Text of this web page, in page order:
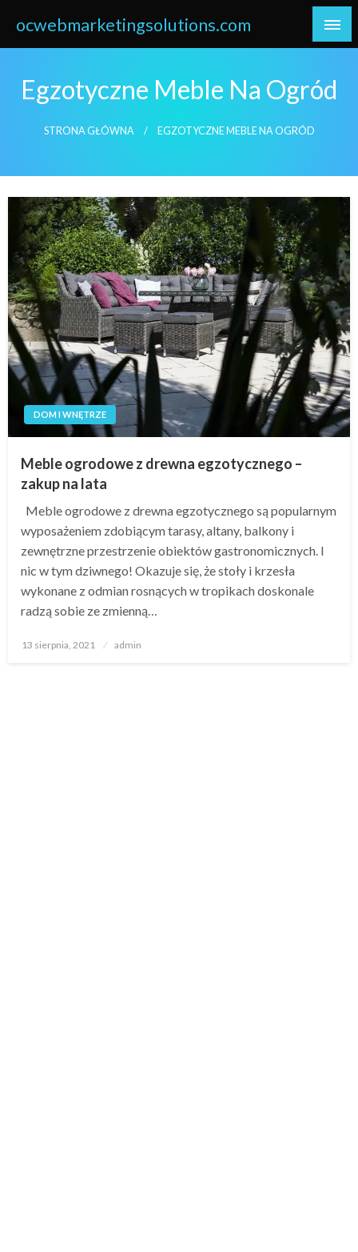
content
ocwebmarketingsolutions.com
Egzotyczne Meble Na Ogród
STRONA GŁÓWNA EGZOTYCZNE MEBLE NA OGRÓD
DOM I WNĘTRZE
Meble ogrodowe z drewna egzotycznego –
zakup na lata
Meble ogrodowe z drewna egzotycznego są popularnym
wyposażeniem zdobiącym tarasy, altany, balkony i
zewnętrzne przestrzenie obiektów gastronomicznych. I
nic w tym dziwnego! Okazuje się, że stoły i krzesła
wykonane z odmian rosnących w tropikach doskonale
radzą sobie ze zmienną…
Opublikowane
13 sierpnia, 2021 admin